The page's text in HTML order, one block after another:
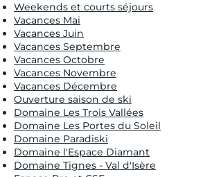
Weekends et courts séjours
Vacances Mai
Vacances Juin
Vacances Septembre
Vacances Octobre
Vacances Novembre
Vacances Décembre
Ouverture saison de ski
Domaine Les Trois Vallées
Domaine Les Portes du Soleil
Domaine Paradiski
Domaine l'Espace Diamant
Domaine Tignes - Val d'Isère